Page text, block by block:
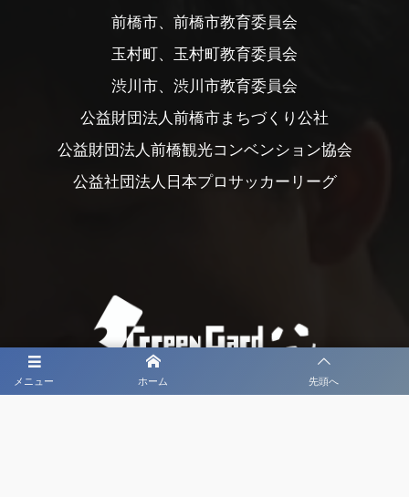
メニュー ホーム 先頭へ
前橋市、前橋市教育委員会
玉村町、玉村町教育委員会
渋川市、渋川市教育委員会
公益財団法人前橋市まちづくり公社
公益財団法人前橋観光コンベンション協会
公益社団法人日本プロサッカーリーグ